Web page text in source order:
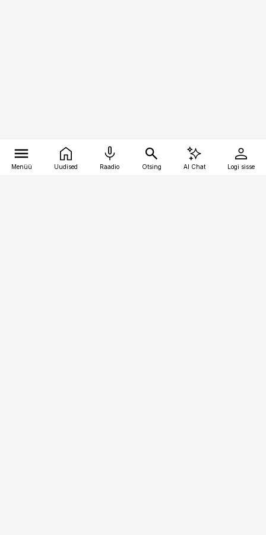
Menüü Uudised Raadio Otsing AI Chat Logi sisse